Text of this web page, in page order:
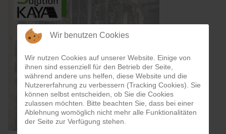
Wir benutzen Cookies
Wir nutzen Cookies auf unserer Website. Einige von
ihnen sind essenziell für den Betrieb der Seite,
während andere uns helfen, diese Website und die
Nutzererfahrung zu verbessern (Tracking Cookies). Sie
können selbst entscheiden, ob Sie die Cookies
zulassen möchten. Bitte beachten Sie, dass bei einer
Ablehnung womöglich nicht mehr alle Funktionalitäten
der Seite zur Verfügung stehen.